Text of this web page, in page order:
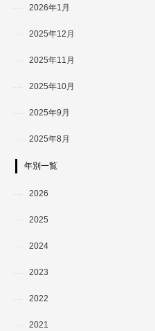
2026年1月
2025年12月
2025年11月
2025年10月
2025年9月
2025年8月
年別一覧
2026
2025
2024
2023
2022
2021